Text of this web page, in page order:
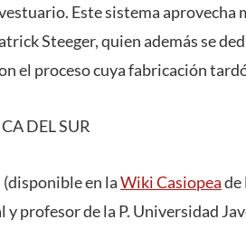
Este sistema
Steeger, quien además se
el proceso cuya fabricación
DEL SUR
en laWiki Casiopeade
profesor de la P. Universidad